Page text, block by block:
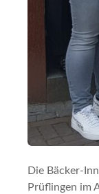
Die Bäcker-
Prüflingen im